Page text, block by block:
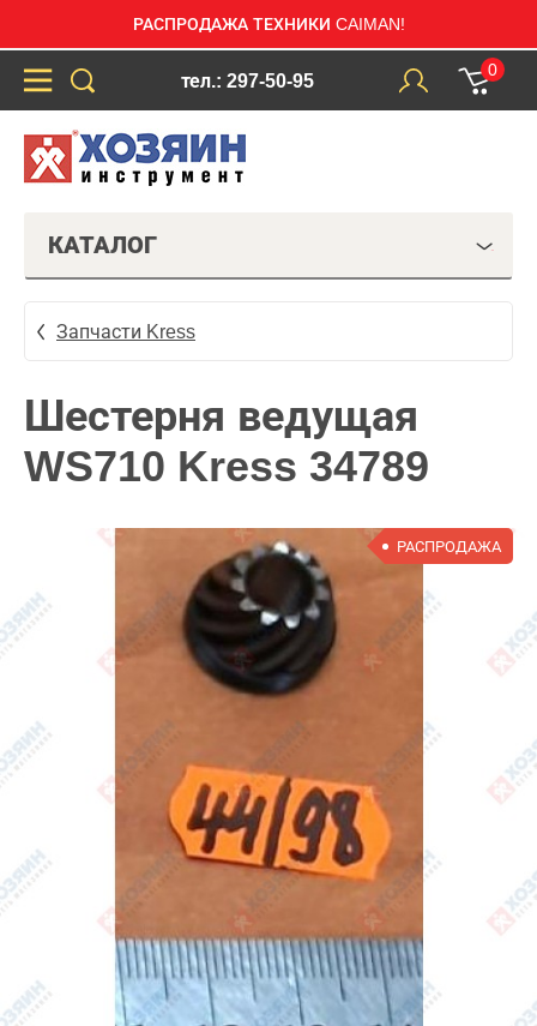
РАСПРОДАЖА ТЕХНИКИ CAIMAN!
тел.: 297-50-95
0
КАТАЛОГ
Запчасти Kress
Шестерня ведущая
WS710 Kress 34789
РАСПРОДАЖА